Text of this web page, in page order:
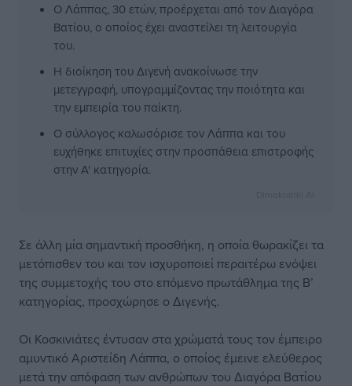
Ο Λάππας, 30 ετών, προέρχεται από τον Διαγόρα
Βατίου, ο οποίος έχει αναστείλει τη λειτουργία
του.
Η διοίκηση του Διγενή ανακοίνωσε την
μετεγγραφή, υπογραμμίζοντας την ποιότητα και
την εμπειρία του παίκτη.
Ο σύλλογος καλωσόρισε τον Λάππα και του
ευχήθηκε επιτυχίες στην προσπάθεια επιστροφής
στην Α' κατηγορία.
Σε άλλη μία σημαντική προσθήκη, η οποία θωρακίζει τα
μετόπισθεν του και τον ισχυροποιεί περαιτέρω ενόψει
της συμμετοχής του στο επόμενο πρωτάθλημα της Β’
κατηγορίας, προσχώρησε ο Διγενής.
Οι Κοσκινιάτες έντυσαν στα χρώματά τους τον έμπειρο
αμυντικό Αριστείδη Λάππα, ο οποίος έμεινε ελεύθερος
μετά την απόφαση των ανθρώπων του Διαγόρα Βατίου